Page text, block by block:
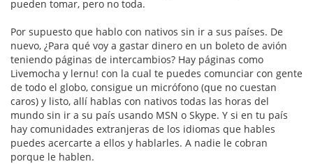
pueden tomar, pero no toda.
Por supuesto que hablo con nativos sin ir a sus países. De
nuevo, ¿Para qué voy a gastar dinero en un boleto de avión
teniendo páginas de intercambios? Hay páginas como
Livemocha y lernu! con la cual te puedes comunciar con gente
de todo el globo, consigue un micrófono (que no cuestan
caros) y listo, allí hablas con nativos todas las horas del
mundo sin ir a su país usando MSN o Skype. Y si en tu país
hay comunidades extranjeras de los idiomas que hables
puedes acercarte a ellos y hablarles. A nadie le cobran
porque le hablen.